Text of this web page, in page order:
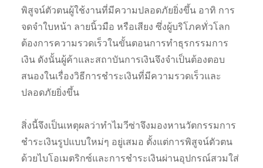
พิสูจน์ตัวตนผู้ใช้งานที่มีความปลอดภัยยิ่งขึ้น อาทิ การ
จดจำใบหน้า ลายนิ้วมือ หรือเสียง ซึ่งผู้บริโภคทั่วโลก
ต้องการความรวดเร็วในขั้นตอนการทำธุรกรรมการ
เงิน ดังนั้นผู้ค้าและสถาบันการเงินจึงจำเป็นต้องตอบ
สนองในเรื่องวิธีการชำระเงินที่มีความรวดเร็วและ
ปลอดภัยยิ่งขึ้น
สิ่งนี้จึงเป็นเหตุผลว่าทำไมวีซ่าจึงมองหานวัตกรรมการ
ชำระเงินรูปแบบใหม่ๆ อยู่เสมอ ตั้งแต่การพิสูจน์ตัวตน
ด้วยไบโอเมตริกซ์และการชำระเงินผ่านอุปกรณ์สวมใส่